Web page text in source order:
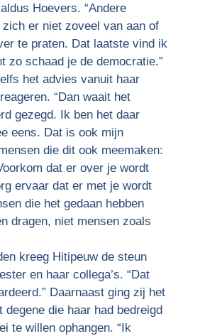
Hoevers. “Andere
er niet zoveel van aan of
te praten. Dat laatste vind ik
zo schaad je de democratie.”
het advies vanuit haar
“Dan waait het
gezegd. Ik ben het daar
eens. Dat is ook mijn
die dit ook meemaken:
dat er over je wordt
ervaar dat er met je wordt
die het gedaan hebben
dragen, niet mensen zoals
kreeg Hitipeuw de steun
en haar collega’s. “Dat
Daarnaast ging zij het
degene die haar had bedreigd
te willen ophangen. “Ik